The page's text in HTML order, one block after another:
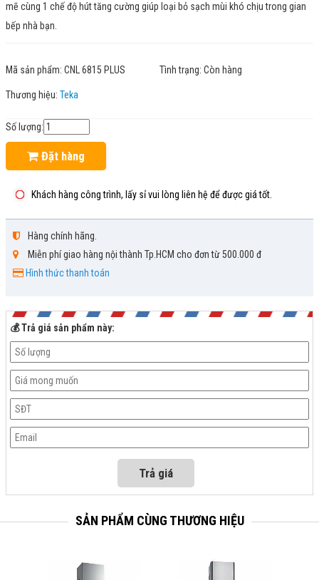
mẽ cùng 1 chế độ hút tăng cường giúp loại bỏ sạch mùi khó chịu trong gian
bếp nhà bạn.
Mã sản phẩm: CNL 6815 PLUS Tình trạng: Còn hàng
Thương hiệu: Teka
Số lượng:
Đặt hàng
Khách hàng công trình, lấy sỉ vui lòng liên hệ để được giá tốt.
Hàng chính hãng.
Miễn phí giao hàng nội thành Tp.HCM cho đơn từ 500.000 đ
Hình thức thanh toán
💰 Trả giá sản phẩm này:
SẢN PHẨM CÙNG THƯƠNG HIỆU